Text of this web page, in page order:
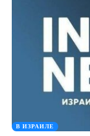
В ИЗРАИЛЕ